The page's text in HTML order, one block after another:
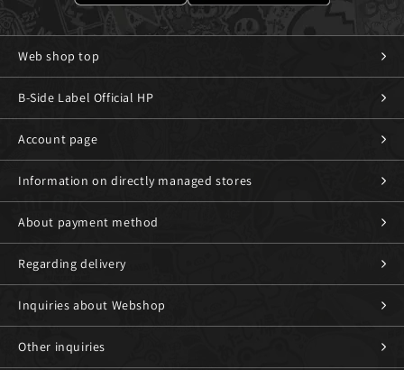
Web shop top
B-Side Label Official HP
Account page
Information on directly managed stores
About payment method
Regarding delivery
Inquiries about Webshop
Other inquiries